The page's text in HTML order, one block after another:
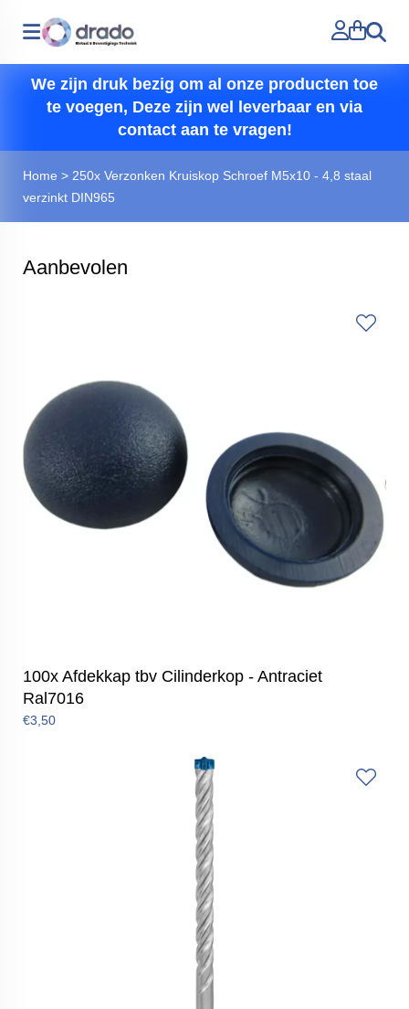
Zoeken
We zijn druk bezig om al onze producten toe
te voegen, Deze zijn wel leverbaar en via
contact aan te vragen!
Home > 250x Verzonken Kruiskop Schroef M5x10 - 4,8 staal
verzinkt DIN965
Aanbevolen
100x Afdekkap tbv Cilinderkop - Antraciet
Ral7016
€3,50